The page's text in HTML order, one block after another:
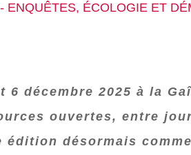
ÉCOLOGIE ET
6 décembre 2025 à la
ouvertes, entre
édition désormais